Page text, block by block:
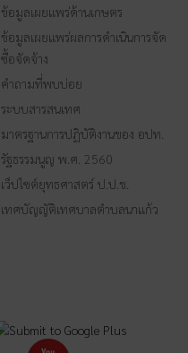
ข้อมูลเผยแพร่ด้านเกษตร
ข้อมูลเผยแพร่ผลการดำเนินการจัด
ซื้อจัดจ้าง
คำถามที่พบบ่อย
ระบบสารสนเทศ
มาตรฐานการปฏิบัติงานของ อปท.
รัฐธรรมนูญ พ.ศ. 2560
เว็ปไซต์ยุทธศาสตร์ ป.ป.ช.
เทศบัญญัติเทศบาลตำบลนาแก้ว